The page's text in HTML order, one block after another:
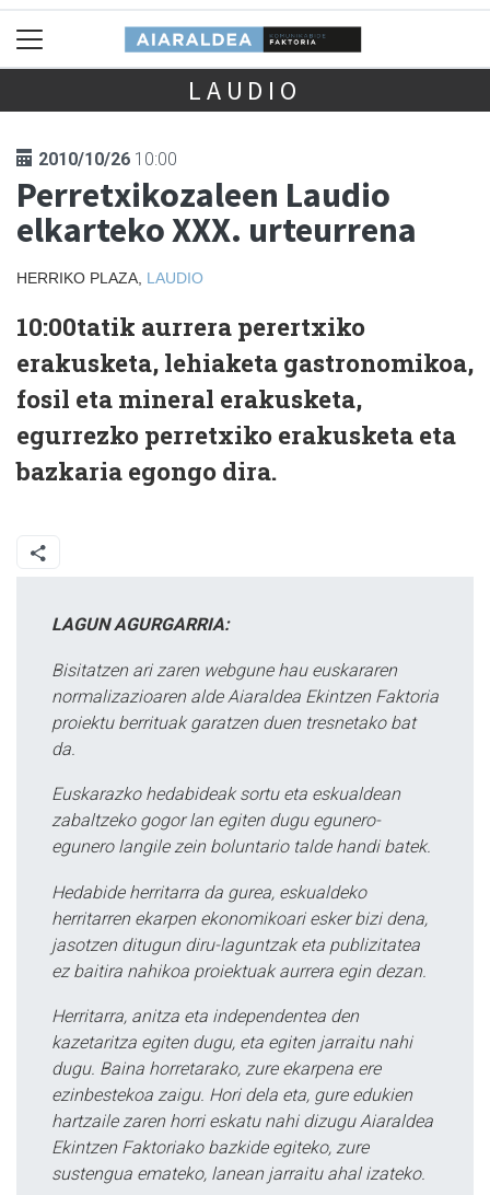
LAUDIO
2010/10/26 10:00
Perretxikozaleen Laudio
elkarteko XXX. urteurrena
HERRIKO PLAZA, LAUDIO
10:00tatik aurrera perertxiko
erakusketa, lehiaketa gastronomikoa,
fosil eta mineral erakusketa,
egurrezko perretxiko erakusketa eta
bazkaria egongo dira.
LAGUN AGURGARRIA:
Bisitatzen ari zaren webgune hau euskararen
normalizazioaren alde Aiaraldea Ekintzen Faktoria
proiektu berrituak garatzen duen tresnetako bat
da.
Euskarazko hedabideak sortu eta eskualdean
zabaltzeko gogor lan egiten dugu egunero-
egunero langile zein boluntario talde handi batek.
Hedabide herritarra da gurea, eskualdeko
herritarren ekarpen ekonomikoari esker bizi dena,
jasotzen ditugun diru-laguntzak eta publizitatea
ez baitira nahikoa proiektuak aurrera egin dezan.
Herritarra, anitza eta independentea den
kazetaritza egiten dugu, eta egiten jarraitu nahi
dugu. Baina horretarako, zure ekarpena ere
ezinbestekoa zaigu. Hori dela eta, gure edukien
hartzaile zaren horri eskatu nahi dizugu Aiaraldea
Ekintzen Faktoriako bazkide egiteko, zure
sustengua emateko, lanean jarraitu ahal izateko.